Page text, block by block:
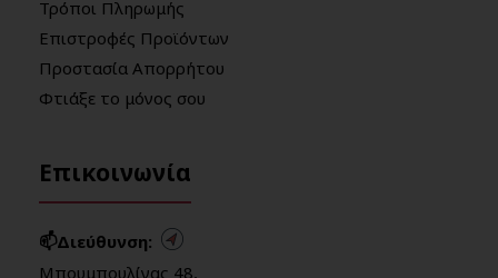
Τρόποι Πληρωμής
Επιστροφές Προϊόντων
Προστασία Απορρήτου
Φτιάξε το μόνος σου
Επικοινωνία
📫Διεύθυνση:
Μπουμπουλίνας 48,